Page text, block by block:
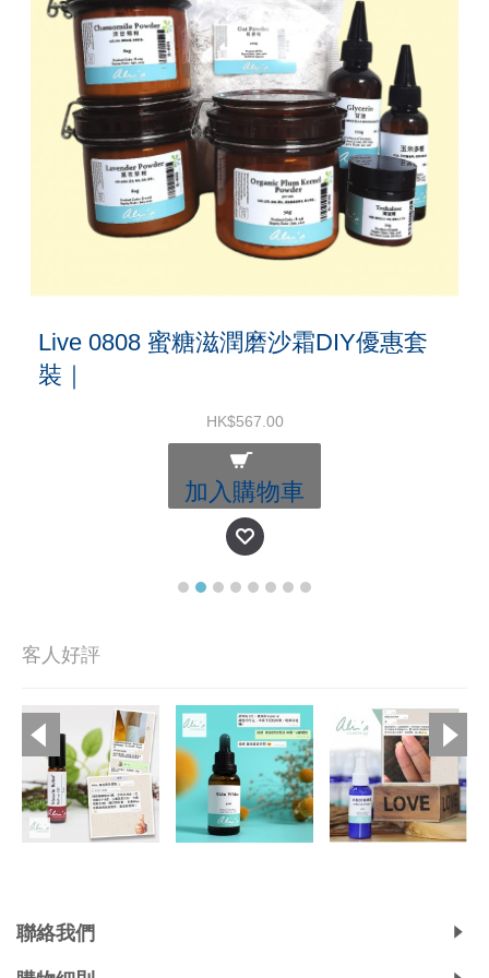
Live 0808 蜜糖滋潤磨沙霜DIY優惠套
裝｜
HK$567.00
加入購物車
客人好評
聯絡我們